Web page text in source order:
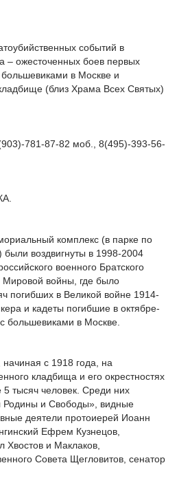
событий в
– ожесточенных боев первых
в Москве и
(близ Храма Всех Святых)
781-87-82 моб., 8(495)-393-56-
комплекс (в парке по
воздвигнуты в 1998-2004
военного Братского
войны, где было
погибших в Великой войне 1914-
и кадеты погибшие в октябре-
большевиками в Москве.
начиная с 1918 года, на
кладбища и его окрестностях
тысяч человек. Среди них
и Свободы», видные
деятели протоиерей Иоанн
Ефрем Кузнецов,
Хвостов и Маклаков,
Совета Щегловитов, сенатор